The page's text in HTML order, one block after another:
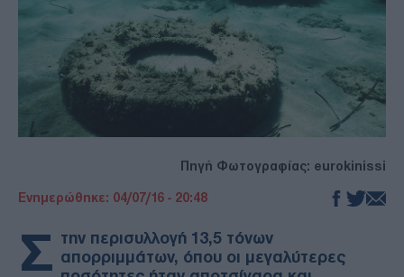
ΑΡΘΡΟΓΡΑΦΙΑ
Πηγή Φωτογραφίας: eurokinissi
Ενημερώθηκε: 04/07/16 - 20:48
Σ την περισυλλογή 13,5 τόνων
απορριμμάτων, όπου οι μεγαλύτερες